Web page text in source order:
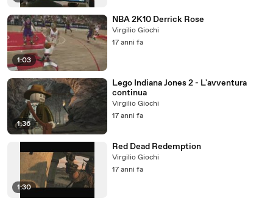
1:03
NBA 2K10 Derrick Rose
Virgilio Giochi
17 anni fa
1:36
Lego Indiana Jones 2 - L'avventura
continua
Virgilio Giochi
17 anni fa
1:30
Red Dead Redemption
Virgilio Giochi
17 anni fa